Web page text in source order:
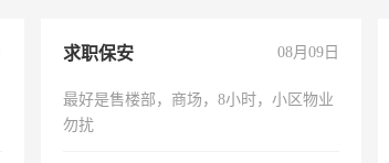
求职保安 08月09日
最好是售楼部，商场，8小时，小区物业
勿扰